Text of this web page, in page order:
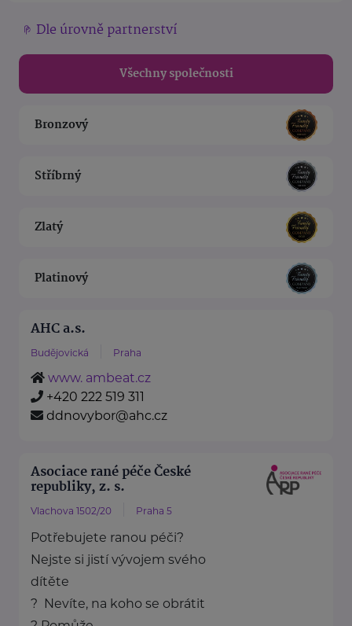
Dle úrovně partnerství
Všechny společnosti
Bronzový
Stříbrný
Zlatý
Platinový
AHC a.s.
Budějovická Praha
www. ambeat.cz
+420 222 519 311
ddnovybor@ahc.cz
Asociace rané péče České
republiky, z. s.
Vlachova 1502/20 Praha 5
Potřebujete ranou péči?
Nejste si jistí vývojem svého
dítěte
? Nevíte, na koho se obrátit